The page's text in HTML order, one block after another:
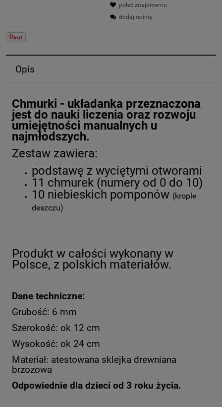
poleć znajomemu
dodaj opinię
Opis
Chmurki - układanka przeznaczona
jest do nauki liczenia oraz rozwoju
umiejętności manualnych u
najmłodszych.
Zestaw zawiera:
podstawę z wyciętymi otworami
11 chmurek (numery od 0 do 10)
10 niebieskich pomponów (krople
deszczu)
Produkt w całości wykonany w
Polsce, z polskich materiałów.
Dane techniczne:
Grubość: 6 mm
Szerokość: ok 12 cm
Wysokość: ok 24 cm
Materiał: atestowana sklejka drewniana
brzozowa
Odpowiednie dla dzieci od 3 roku życia.